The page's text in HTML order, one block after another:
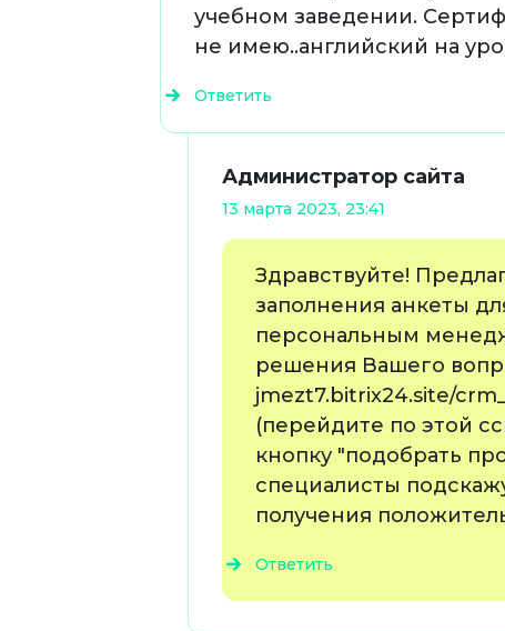
учебном заведении.
не имею..английский на
Ответить
Администратор сайта
13 марта 2023, 23:41
Здравствуйте!
заполнения анкеты
персональным
решения Вашего
jmezt7.bitrix24.site/
(перейдите по этой
кнопку "подобрать
специалисты
получения
Ответить